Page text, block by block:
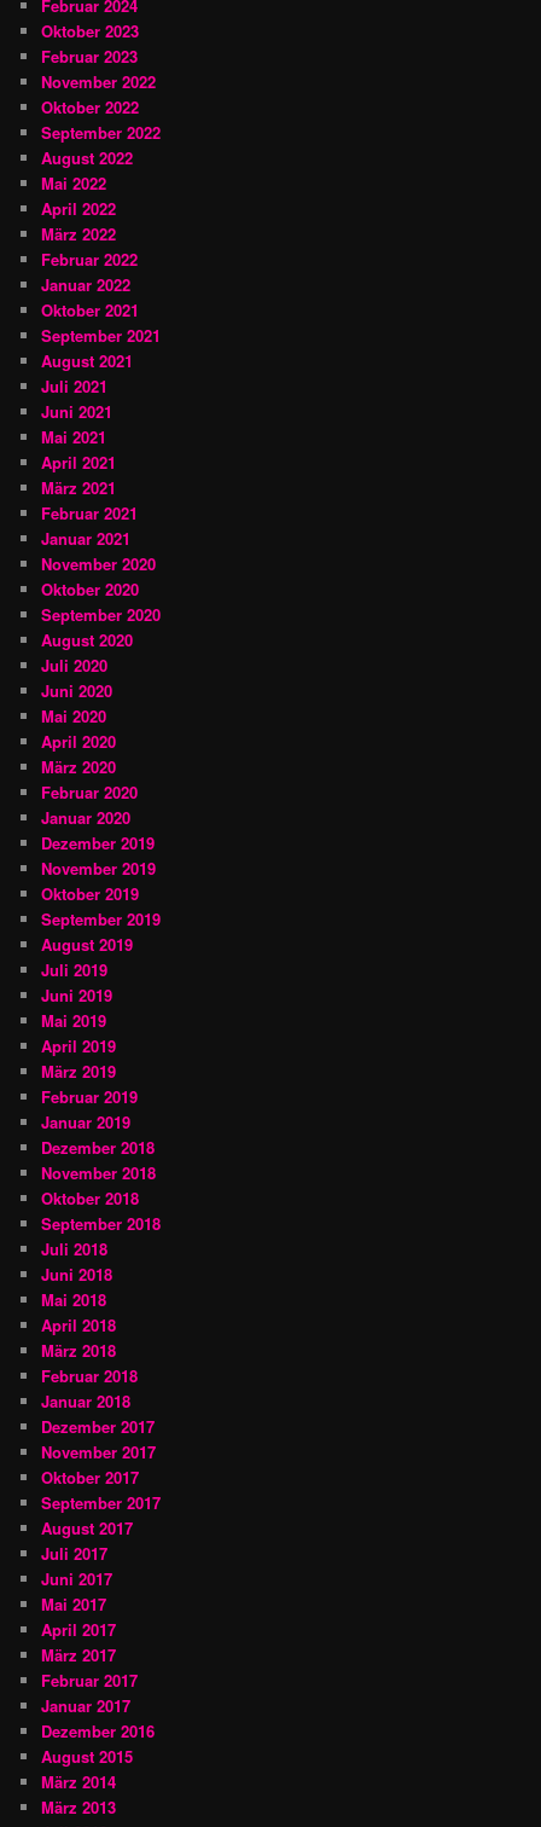
Februar 2024
Oktober 2023
Februar 2023
November 2022
Oktober 2022
September 2022
August 2022
Mai 2022
April 2022
März 2022
Februar 2022
Januar 2022
Oktober 2021
September 2021
August 2021
Juli 2021
Juni 2021
Mai 2021
April 2021
März 2021
Februar 2021
Januar 2021
November 2020
Oktober 2020
September 2020
August 2020
Juli 2020
Juni 2020
Mai 2020
April 2020
März 2020
Februar 2020
Januar 2020
Dezember 2019
November 2019
Oktober 2019
September 2019
August 2019
Juli 2019
Juni 2019
Mai 2019
April 2019
März 2019
Februar 2019
Januar 2019
Dezember 2018
November 2018
Oktober 2018
September 2018
Juli 2018
Juni 2018
Mai 2018
April 2018
März 2018
Februar 2018
Januar 2018
Dezember 2017
November 2017
Oktober 2017
September 2017
August 2017
Juli 2017
Juni 2017
Mai 2017
April 2017
März 2017
Februar 2017
Januar 2017
Dezember 2016
August 2015
März 2014
März 2013